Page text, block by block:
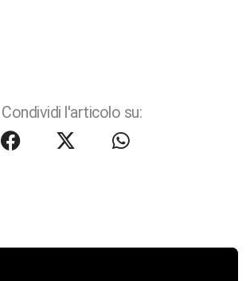
Condividi l'articolo su: